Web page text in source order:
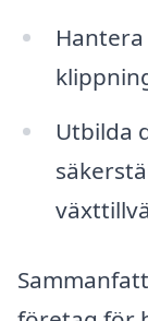
Utbilda